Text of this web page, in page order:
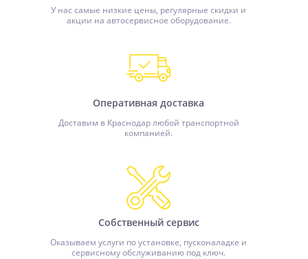
У нас самые низкие цены, регулярные скидки и
акции на автосервисное оборудование.
Оперативная доставка
Доставим в Краснодар любой транспортной
компанией.
Собственный сервис
Оказываем услуги по установке, пусконаладке и
сервисному обслуживанию под ключ.